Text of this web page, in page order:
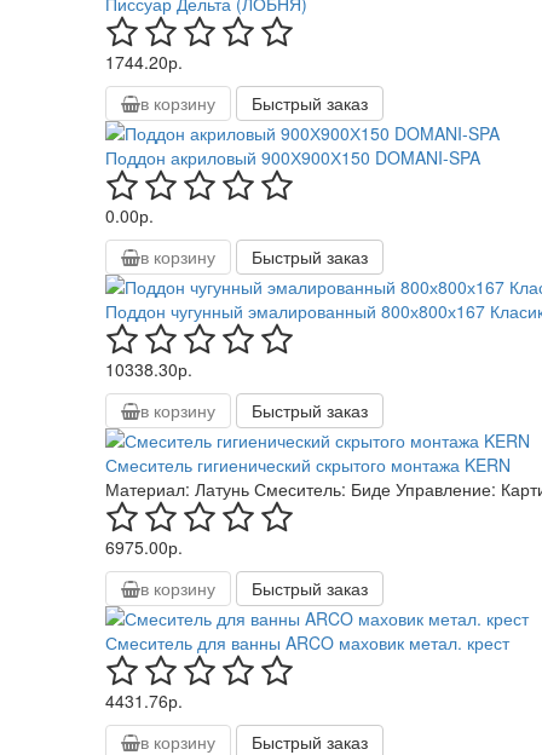
1744.20р.
в корзину
Быстрый заказ
Поддон акриловый 900Х900Х150 DOMANI-SPA
0.00р.
в корзину
Быстрый заказ
Поддон чугунный эмалированный 800х800х167
10338.30р.
в корзину
Быстрый заказ
Смеситель гигиенический скрытого монтажа KERN
Материал: Латунь Смеситель: Биде Управление:
6975.00р.
в корзину
Быстрый заказ
Смеситель для ванны ARCO маховик метал. крест
4431.76р.
в корзину
Быстрый заказ